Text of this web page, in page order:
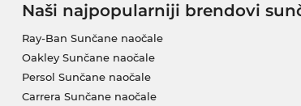
Naši najpopularniji brendovi
Ray-Ban Sunčane naočale
Oakley Sunčane naočale
Persol Sunčane naočale
Carrera Sunčane naočale